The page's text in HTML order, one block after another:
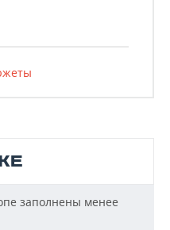
заполнены менее